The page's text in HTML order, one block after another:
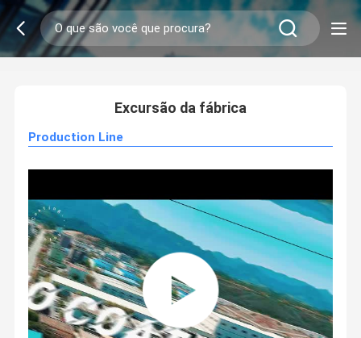
2/0
Excursão da fábrica
Production Line